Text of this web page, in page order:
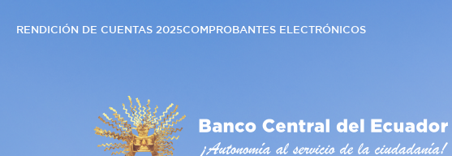
RENDICIÓN DE CUENTAS 2025COMPROBANTES ELECTRÓNICOS